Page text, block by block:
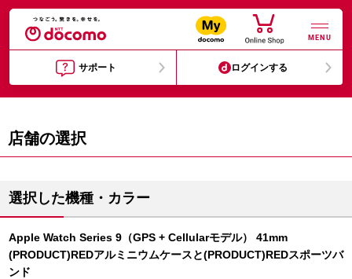
MENU
サポート ログインする
店舗の選択
選択した機種・カラー
Apple Watch Series 9（GPS + Cellularモデル） 41mm
(PRODUCT)REDアルミニウムケースと(PRODUCT)REDスポーツバ
ンド